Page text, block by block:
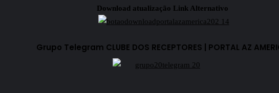
Download atualização Link Alternativo
Grupo Telegram CLUBE DOS RECEPTORES | PORTAL AZ